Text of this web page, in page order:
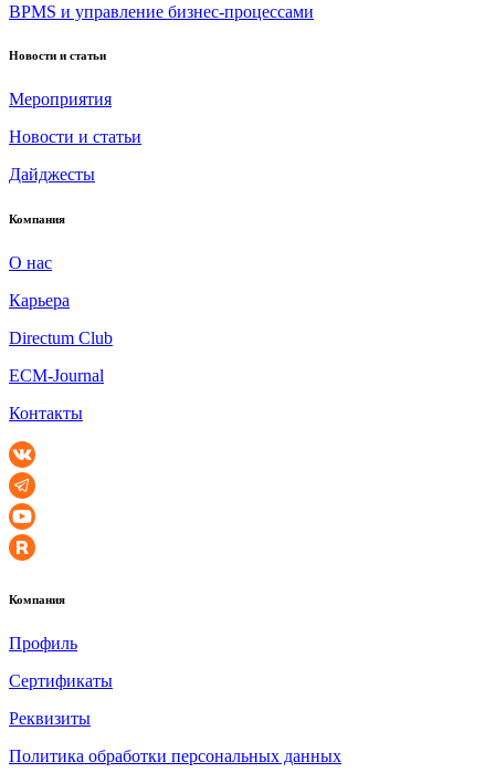
BPMS и управление бизнес-процессами
Новости и статьи
Мероприятия
Новости и статьи
Дайджесты
Компания
О нас
Карьера
Directum Club
ECM-Journal
Контакты
Компания
Профиль
Сертификаты
Реквизиты
Политика обработки персональных данных